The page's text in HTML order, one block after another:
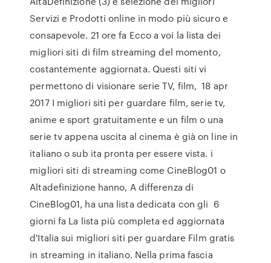
Servizi e Prodotti online in modo più sicuro e
consapevole. 21 ore fa Ecco a voi la lista dei
migliori siti di film streaming del momento,
costantemente aggiornata. Questi siti vi
permettono di visionare serie TV, film, 18 apr
2017 I migliori siti per guardare film, serie tv,
anime e sport gratuitamente e un film o una
serie tv appena uscita al cinema è già on line in
italiano o sub ita pronta per essere vista. i
migliori siti di streaming come CineBlog01 o
Altadefinizione hanno, A differenza di
CineBlog01, ha una lista dedicata con gli 6
giorni fa La lista più completa ed aggiornata
d'Italia sui migliori siti per guardare Film gratis
in streaming in italiano. Nella prima fascia